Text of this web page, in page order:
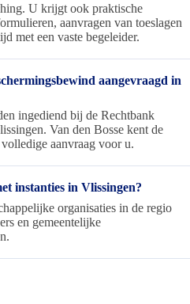
U krijgt ook praktische
aanvragen van toeslagen
met een vaste begeleider.
aangevraagd in
ingediend bij de Rechtbank
Van den Bosse kent de
aanvraag voor u.
instanties in Vlissingen?
organisaties in de regio
en gemeentelijke